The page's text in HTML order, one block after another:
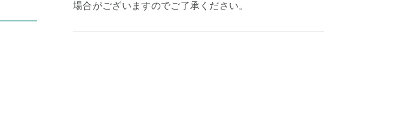
場合がございますのでご了承ください。